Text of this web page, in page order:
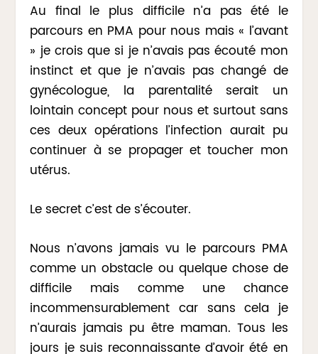
Au final le plus difficile n’a pas été le
parcours en PMA pour nous mais « l’avant
» je crois que si je n’avais pas écouté mon
instinct et que je n’avais pas changé de
gynécologue, la parentalité serait un
lointain concept pour nous et surtout sans
ces deux opérations l’infection aurait pu
continuer à se propager et toucher mon
utérus.
Le secret c’est de s’écouter.
Nous n’avons jamais vu le parcours PMA
comme un obstacle ou quelque chose de
difficile mais comme une chance
incommensurablement car sans cela je
n’aurais jamais pu être maman. Tous les
jours je suis reconnaissante d’avoir été en